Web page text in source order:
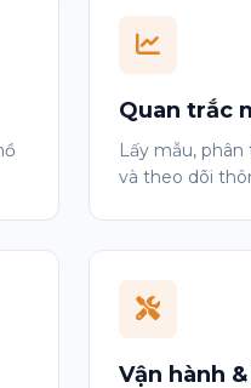
Quan trắc
Lấy mẫu,
và theo dõi
Vận hành